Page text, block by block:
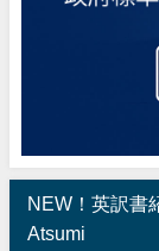
NEW！英訳書
Atsumi